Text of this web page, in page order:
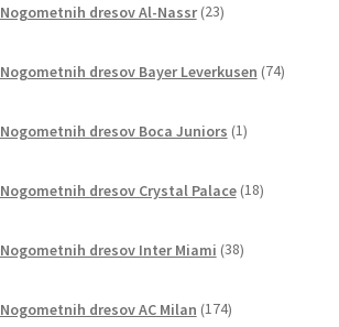
Nogometnih dresov Al-Nassr 23izdelkov
Nogometnih dresov Bayer Leverkusen 74izdelkov
Nogometnih dresov Boca Juniors 1izdelek
Nogometnih dresov Crystal Palace 18izdelkov
Nogometnih dresov Inter Miami 38izdelkov
Nogometnih dresov AC Milan 174izdelkov